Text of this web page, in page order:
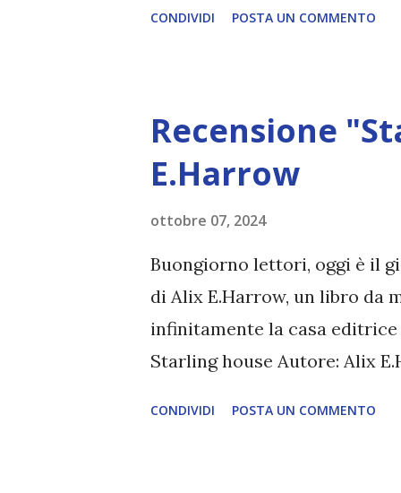
taglio possono instillare una
però, il territorio è diviso dal
regnano i Breccan. Sono
ha lasciato Cadence per
sua vita allo studio della
iniziano a scomp...
CONDIVIDI POSTA UN COMMENTO
Recensione
E.Harrow
ottobre 07, 2024
Buongiorno lettori, oggi è il
di Alix E.Harrow, un libro da
infinitamente la casa
Starling house Autore: Alix
CONDIVIDI POSTA UN COMMENTO